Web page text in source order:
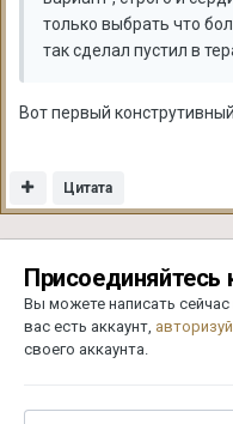
только выбрать что
так сделал пустил в
Вот первый
Цитата
Вы можете написать
вас есть аккаунт,
своего аккаунта.